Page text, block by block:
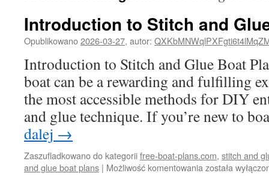
Introduction to Stitch and
Opublikowano2026-03-27, autor:
Introduction to Stitch and Glue Boat
boat can be a rewarding and fulfilling
the most accessible methods for DIY
and glue technique. If you’re new to
dalej →
Zaszufladkowano do kategoriifree-boat-plans.com, stitch and
and glue boat plans | Możliwość komentowania Introduction
została